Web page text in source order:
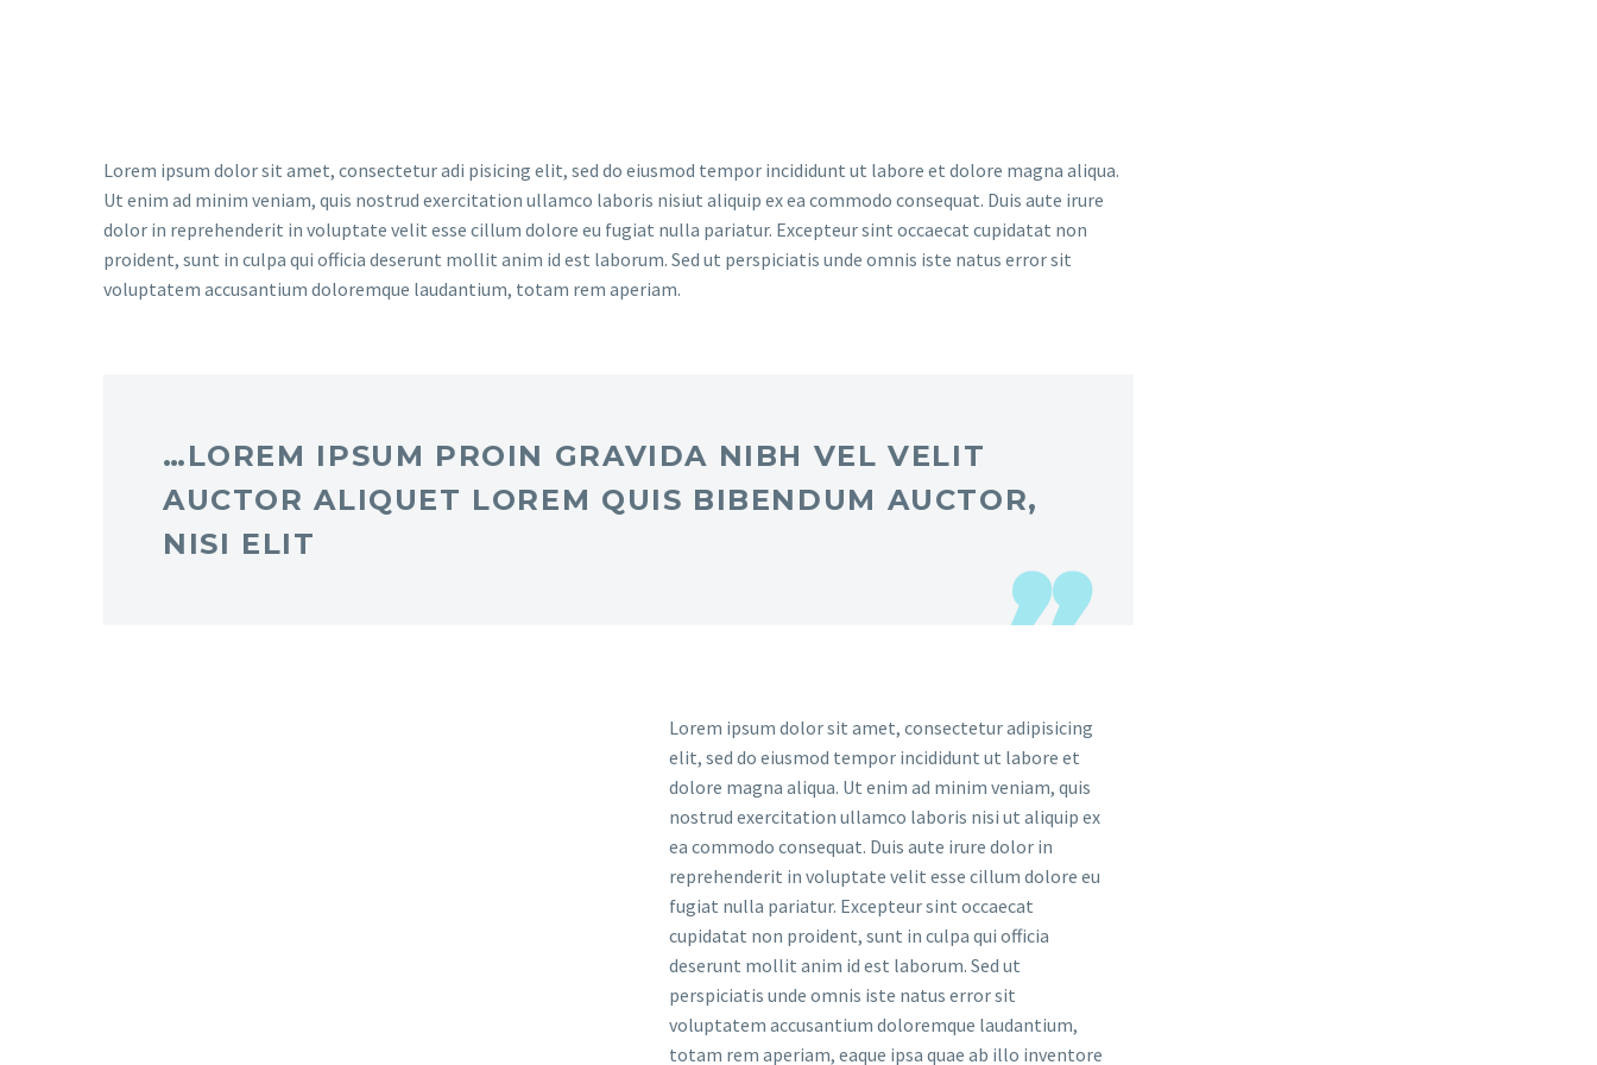
Lorem ipsum dolor sit amet, consectetur adi pisicing elit, sed do eiusmod tempor incididunt ut labore et dolore magna aliqua.
Ut enim ad minim veniam, quis nostrud exercitation ullamco laboris nisiut aliquip ex ea commodo consequat. Duis aute irure
dolor in reprehenderit in voluptate velit esse cillum dolore eu fugiat nulla pariatur. Excepteur sint occaecat cupidatat non
proident, sunt in culpa qui officia deserunt mollit anim id est laborum. Sed ut perspiciatis unde omnis iste natus error sit
voluptatem accusantium doloremque laudantium, totam rem aperiam.
…LOREM IPSUM PROIN GRAVIDA NIBH VEL VELIT
AUCTOR ALIQUET LOREM QUIS BIBENDUM AUCTOR,
NISI ELIT
Lorem ipsum dolor sit amet, consectetur adipisicing
elit, sed do eiusmod tempor incididunt ut labore et
dolore magna aliqua. Ut enim ad minim veniam, quis
nostrud exercitation ullamco laboris nisi ut aliquip ex
ea commodo consequat. Duis aute irure dolor in
reprehenderit in voluptate velit esse cillum dolore eu
fugiat nulla pariatur. Excepteur sint occaecat
cupidatat non proident, sunt in culpa qui officia
deserunt mollit anim id est laborum. Sed ut
perspiciatis unde omnis iste natus error sit
voluptatem accusantium doloremque laudantium,
totam rem aperiam, eaque ipsa quae ab illo inventore